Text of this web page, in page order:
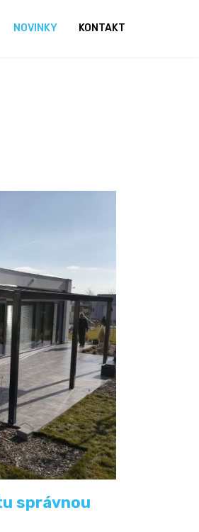
NOVINKY KONTAKT
správnou